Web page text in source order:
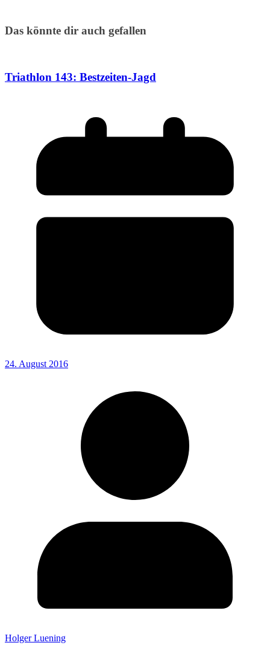
Das könnte dir auch gefallen
Triathlon 143: Bestzeiten-Jagd
24. August 2016
Holger Luening